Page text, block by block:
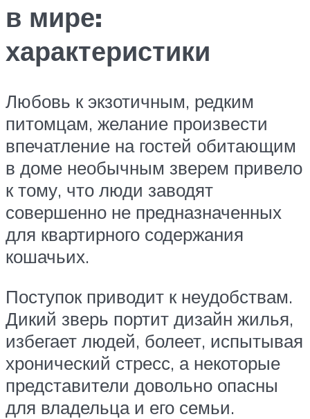
в мире:
характеристики
Любовь к экзотичным, редким
питомцам, желание произвести
впечатление на гостей обитающим
в доме необычным зверем привело
к тому, что люди заводят
совершенно не предназначенных
для квартирного содержания
кошачьих.
Поступок приводит к неудобствам.
Дикий зверь портит дизайн жилья,
избегает людей, болеет, испытывая
хронический стресс, а некоторые
представители довольно опасны
для владельца и его семьи.